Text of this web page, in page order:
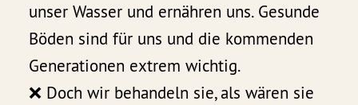
unser Wasser und ernähren uns. Gesunde
Böden sind für uns und die kommenden
Generationen extrem wichtig.
❌ Doch wir behandeln sie, als wären sie